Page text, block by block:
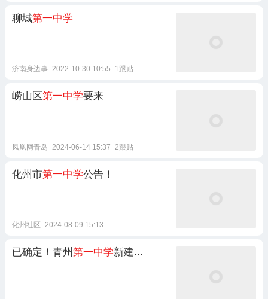
聊城第一中学
济南身边事 2022-10-30 10:55 1跟贴
崂山区第一中学要来
凤凰网青岛 2024-06-14 15:37 2跟贴
化州市第一中学公告！
化州社区 2024-08-09 15:13
已确定！青州 第一中学新建...